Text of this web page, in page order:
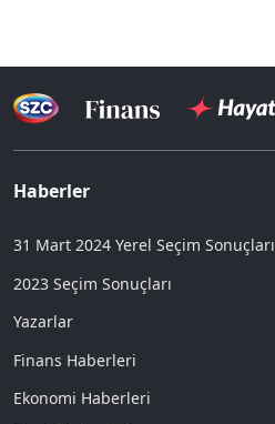
Haberler
31 Mart 2024 Yerel Seçim Sonuçları
2023 Seçim Sonuçları
Yazarlar
Finans Haberleri
Ekonomi Haberleri